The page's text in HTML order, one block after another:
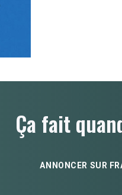
Ça fait
ANNONCER SUR